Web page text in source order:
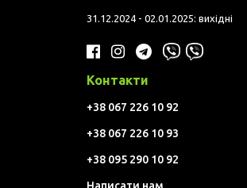
31.12.2024 - 02.01.2025: вихідні
Контакти
+38 067 226 10 92
+38 067 226 10 93
+38 095 290 10 92